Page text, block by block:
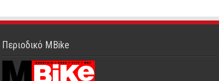
Περιοδικό MBike